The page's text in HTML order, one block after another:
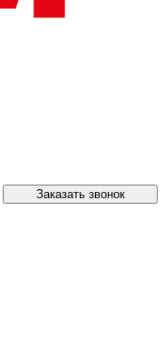
Заказать звонок